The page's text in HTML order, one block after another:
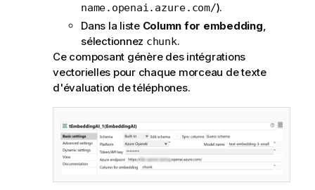
name.openai.azure.com/).
Dans la liste Column for embedding,
sélectionnez chunk.
Ce composant génère des intégrations
vectorielles pour chaque morceau de texte
d'évaluation de téléphones.